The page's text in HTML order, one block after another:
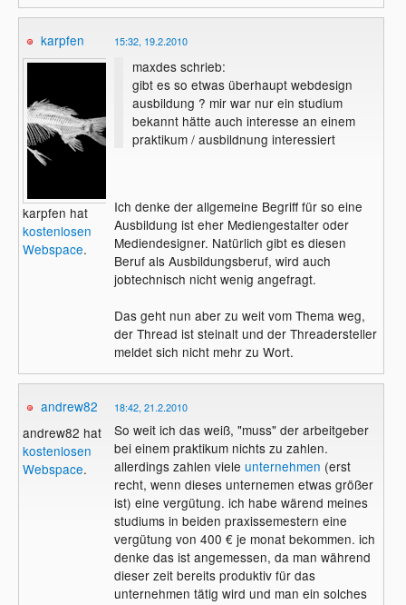
karpfen
karpfen hat
kostenlosen
Webspace.
15:32, 19.2.2010
maxdes schrieb:
gibt es so etwas überhaupt webdesign
ausbildung ? mir war nur ein studium
bekannt hätte auch interesse an einem
praktikum / ausbildnung interessiert
Ich denke der allgemeine Begriff für so eine
Ausbildung ist eher Mediengestalter oder
Mediendesigner. Natürlich gibt es diesen
Beruf als Ausbildungsberuf, wird auch
jobtechnisch nicht wenig angefragt.
Das geht nun aber zu weit vom Thema weg,
der Thread ist steinalt und der Threadersteller
meldet sich nicht mehr zu Wort.
andrew82
andrew82 hat
kostenlosen
Webspace.
18:42, 21.2.2010
So weit ich das weiß, "muss" der arbeitgeber
bei einem praktikum nichts zu zahlen.
allerdings zahlen viele unternehmen (erst
recht, wenn dieses unternemen etwas größer
ist) eine vergütung. ich habe wärend meines
studiums in beiden praxissemestern eine
vergütung von 400 € je monat bekommen. ich
denke das ist angemessen, da man während
dieser zeit bereits produktiv für das
unternehmen tätig wird und man ein solches